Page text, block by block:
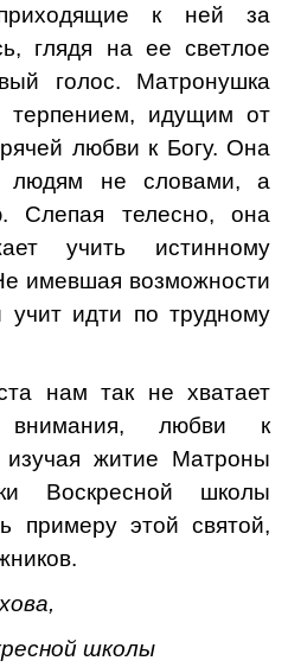
к ней за
глядя на ее светлое
голос. Матронушка
терпением, идущим от
любви к Богу. Она
людям не словами, а
Слепая телесно, она
учить истинному
имевшая возможности
идти по трудному
нам так не хватает
внимания, любви к
житие Матроны
Воскресной школы
примеру этой святой,
школы